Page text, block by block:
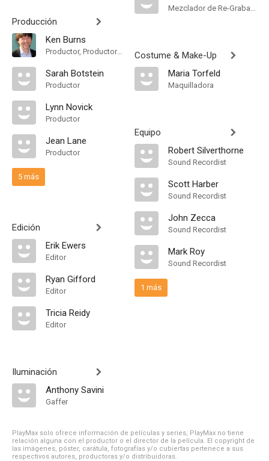
Producción
Ken Burns
Productor, Productor Ejecutivo
Sarah Botstein
Productor
Lynn Novick
Productor
Jean Lane
Productor
5 más
Edición
Erik Ewers
Editor
Ryan Gifford
Editor
Tricia Reidy
Editor
Iluminación
Anthony Savini
Gaffer
Mezclador de Re-Grabación de Sonido
Costume & Make-Up
Maria Torfeld
Maquilladora
Equipo
Robert Silverthorne
Sound Recordist
Scott Harber
Sound Recordist
John Zecca
Sound Recordist
Mark Roy
Sound Recordist
1 más
PlayMax solo ofrece información de películas y series, PlayMax no tiene
relación alguna con el productor o el director de la película. El copyright de
las imágenes, póster, carátula, fotografías y/o cubiertas pertenece a sus
respectivos autores, productoras y/o distribuidoras.